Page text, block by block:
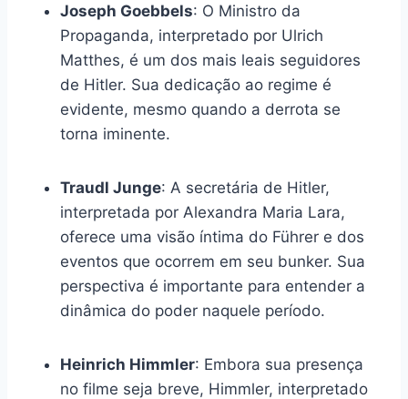
Joseph Goebbels: O Ministro da
Propaganda, interpretado por Ulrich
Matthes, é um dos mais leais seguidores
de Hitler. Sua dedicação ao regime é
evidente, mesmo quando a derrota se
torna iminente.
Traudl Junge: A secretária de Hitler,
interpretada por Alexandra Maria Lara,
oferece uma visão íntima do Führer e dos
eventos que ocorrem em seu bunker. Sua
perspectiva é importante para entender a
dinâmica do poder naquele período.
Heinrich Himmler: Embora sua presença
no filme seja breve, Himmler, interpretado